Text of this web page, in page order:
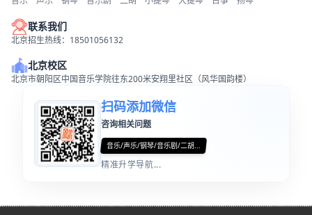
联系我们
北京招生热线：18501056132
北京校区
北京市朝阳区中国音乐学院往东200米安翔里社区（风华国韵楼）
扫码添加微信
咨询相关问题
音乐/声乐/钢琴/音乐剧/二胡...
精准升学导航...